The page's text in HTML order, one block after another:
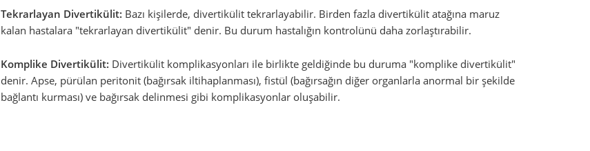
Tekrarlayan Divertikülit: Bazı kişilerde, divertikülit tekrarlayabilir. Birden fazla divertikülit atağına maruz
kalan hastalara "tekrarlayan divertikülit" denir. Bu durum hastalığın kontrolünü daha zorlaştırabilir.
Komplike Divertikülit: Divertikülit komplikasyonları ile birlikte geldiğinde bu duruma "komplike divertikülit"
denir. Apse, pürülan peritonit (bağırsak iltihaplanması), fistül (bağırsağın diğer organlarla anormal bir şekilde
bağlantı kurması) ve bağırsak delinmesi gibi komplikasyonlar oluşabilir.